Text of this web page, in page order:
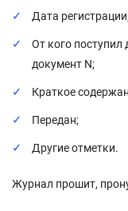
Дата
От кого поступил
документ N;
Краткое
Передан;
Другие отметки.
Журнал прошит,